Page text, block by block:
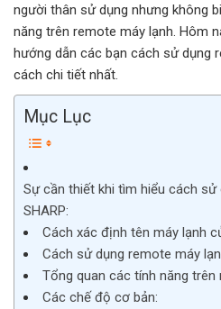
người thân sử dụng nhưng không
năng trên remote máy lạnh. Hôm
hướng dẫn các bạn cách sử dụng
cách chi tiết nhất.
Mục Lục
Sự cần thiết khi tìm hiểu cách sử
SHARP:
Cách xác định tên máy lạnh
Cách sử dụng remote máy
Tổng quan các tính năng trên
Các chế độ cơ bản: